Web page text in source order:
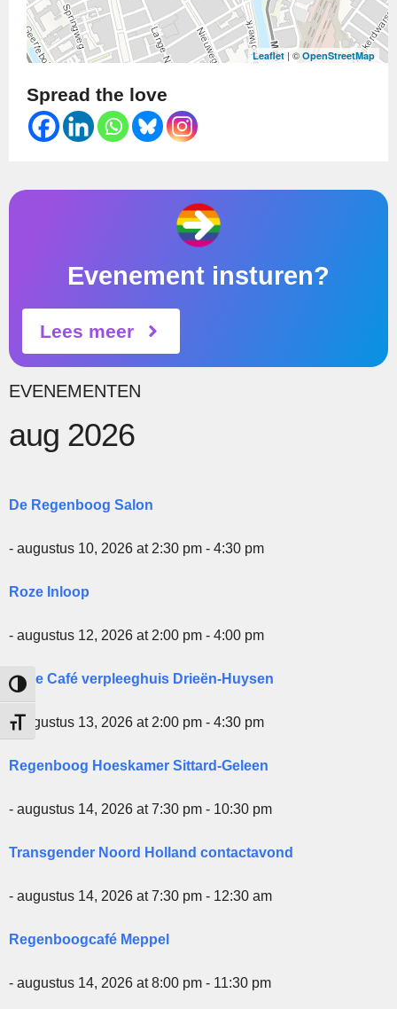
Keuze voor hoog contrast
Kies grootte van het lettertype
Leaflet | © OpenStreetMap
Spread the love
Evenement insturen?
Lees meer
EVENEMENTEN
aug 2026
De Regenboog Salon
- augustus 10, 2026 at 2:30 pm - 4:30 pm
Roze Inloop
- augustus 12, 2026 at 2:00 pm - 4:00 pm
Roze Café verpleeghuis Drieën-Huysen
- augustus 13, 2026 at 2:00 pm - 4:30 pm
Regenboog Hoeskamer Sittard-Geleen
- augustus 14, 2026 at 7:30 pm - 10:30 pm
Transgender Noord Holland contactavond
- augustus 14, 2026 at 7:30 pm - 12:30 am
Regenboogcafé Meppel
- augustus 14, 2026 at 8:00 pm - 11:30 pm